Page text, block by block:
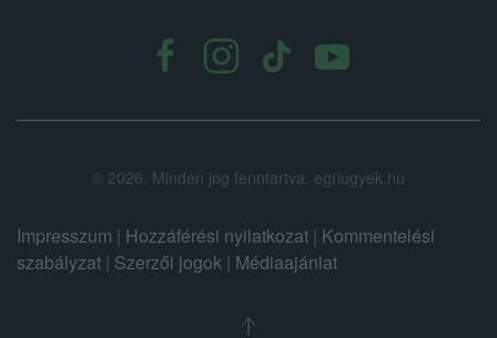
© 2026. Minden jog fenntartva. egriugyek.hu
Impresszum | Hozzáférési nyilatkozat | Kommentelési
szabályzat | Szerzői jogok | Médiaajánlat